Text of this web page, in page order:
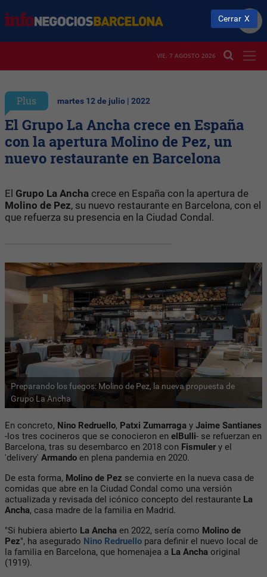
VIE. 7 AGOSTO 2026
Plus martes 12 de julio | 2022
El Grupo La Ancha crece en España
con la apertura Molino de Pez, un
nuevo restaurante en Barcelona
El Grupo La Ancha crece en España con la apertura de
Molino de Pez, su nuevo restaurante en Barcelona, con el
que refuerza su presencia en la Ciudad Condal.
Preparando los fuegos: Molino de Pez, la nueva propuesta de
Grupo La Ancha
En concreto, Nino Redruello, Patxi Zumarraga y Jaime Santianes
-los tres cocineros que se conocieron en elBulli- se refuerzan en
Barcelona, tras su desembarco en 2018 con Fismulery el
'delivery' Armando en plena pandemia en 2020.
De esta forma, Molino de Pez se convierte en la nueva casa de
comidas que abre en la Ciudad Condal como una versión
actualizada y revisada del icónico concepto del restaurante La
Ancha, casa madre de la familia en Madrid.
"Si hubiera abierto La Ancha en 2022, sería como Molino de
Pez", ha asegurado Nino Redruello para definir el nuevo local de
la familia en Barcelona, que homenajea a La Ancha original
(1919).
Cerrar